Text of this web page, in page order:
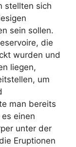
stellten sich
sein sollen.
die
wurden und
liegen,
um
man bereits
einen
unter der
Eruptionen